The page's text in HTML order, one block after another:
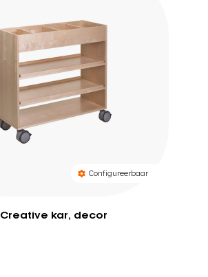
Configureerbaar
Creative kar, decor